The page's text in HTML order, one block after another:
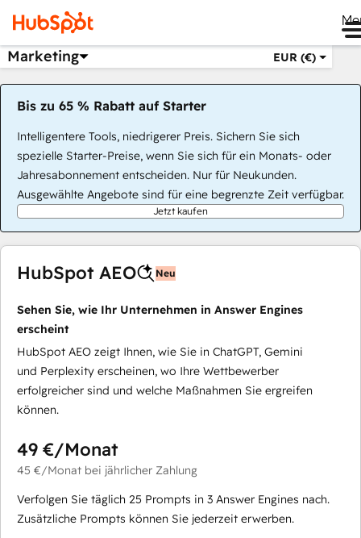
Marketing EUR (€)
Bis zu 65 % Rabatt auf Starter
Intelligentere Tools, niedrigerer Preis. Sichern Sie sich
spezielle Starter-Preise, wenn Sie sich für ein Monats- oder
Jahresabonnement entscheiden. Nur für Neukunden.
Ausgewählte Angebote sind für eine begrenzte Zeit verfügbar.
Jetzt kaufen
HubSpot AEO Neu
Sehen Sie, wie Ihr Unternehmen in Answer Engines
erscheint
HubSpot AEO zeigt Ihnen, wie Sie in ChatGPT, Gemini
und Perplexity erscheinen, wo Ihre Wettbewerber
erfolgreicher sind und welche Maßnahmen Sie ergreifen
können.
49 €/Monat
45 €/Monat bei jährlicher Zahlung
Verfolgen Sie täglich 25 Prompts in 3 Answer Engines nach.
Zusätzliche Prompts können Sie jederzeit erwerben.